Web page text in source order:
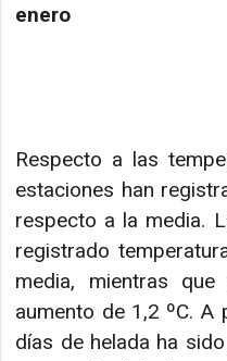
enero
Respecto a las
estaciones han
respecto a la media.
registrado
media, mientras
aumento de 1,2 ºC. A
días de helada ha